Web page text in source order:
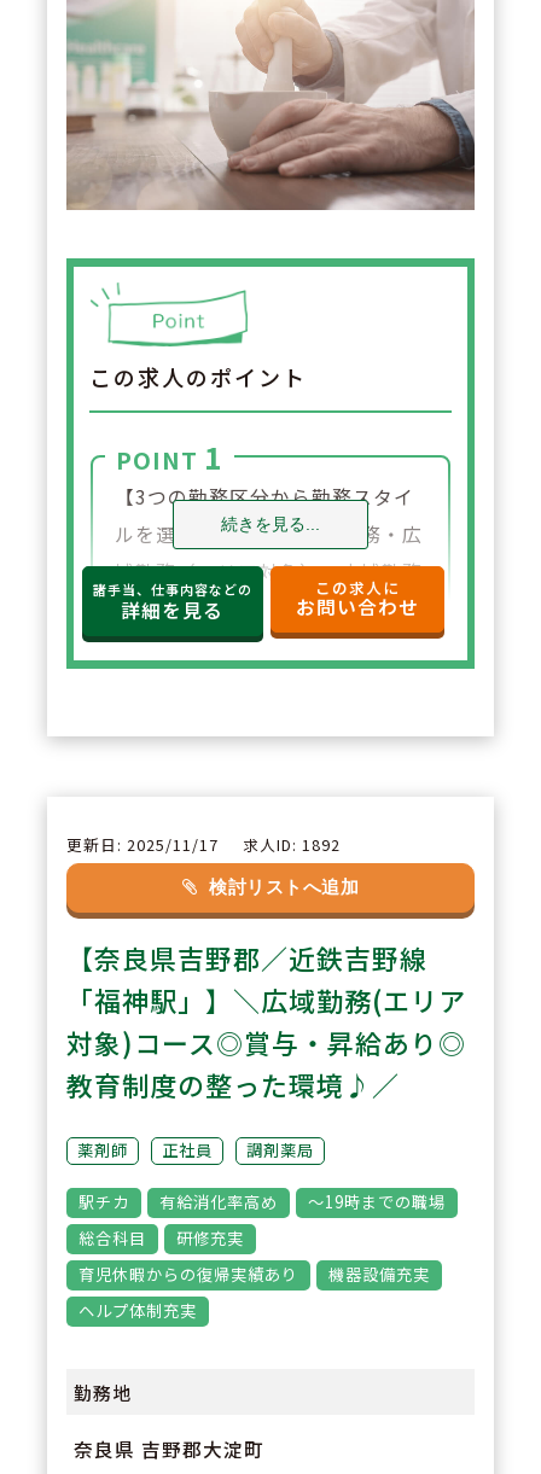
この求人のポイント
POINT 1
【3つの勤務区分から勤務スタイ
ルを選べます】自宅通勤勤務・広
域勤務（エリア対象）、広域勤務
（全国対象）の3つの中からご自
分に合った勤務スタイルを選ぶこ
POINT 2
【親会社100％出資】親会社の
『株式会社メディカルシステムネ
ットワーク』が100％出資してお
り、今後も安心して長く勤めて頂
けます。
3
【特別休暇がたくさんあります】
年末年始休暇や夏季休暇だけでな
く、医療貢献特別休暇やスポーツ
文化活動特別休暇など自社独自の
休暇がございます。
続きを見る...
諸手当、仕事内容などの
詳細を見る
この求人に
お問い合わせ
更新日: 2025/11/17 求人ID: 1892
検討リストへ追加
【奈良県吉野郡／近鉄吉野線
「福神駅」】＼広域勤務(エリア
対象)コース◎賞与・昇給あり◎
教育制度の整った環境♪／
薬剤師 正社員 調剤薬局
駅チカ 有給消化率高め
～19時までの職場
総合科目
研修充実
育児休暇からの復帰実績あり
機器設備充実
ヘルプ体制充実
勤務地
奈良県 吉野郡大淀町